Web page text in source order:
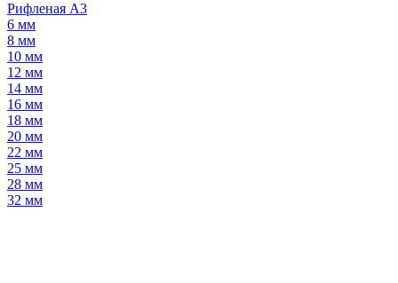
Рифленая А3
6 мм
8 мм
10 мм
12 мм
14 мм
16 мм
18 мм
20 мм
22 мм
25 мм
28 мм
32 мм